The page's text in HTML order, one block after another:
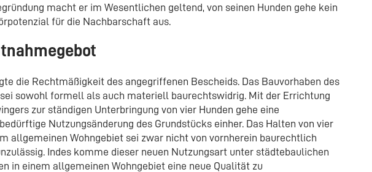
macht er im Wesentlichen geltend, von seinen Hunden gehe kein
für die Nachbarschaft aus.
die Rechtmäßigkeit des angegriffenen Bescheids. Das Bauvorhaben des
sowohl formell als auch materiell baurechtswidrig. Mit der Errichtung
zur ständigen Unterbringung von vier Hunden gehe eine
Nutzungsänderung des Grundstücks einher. Das Halten von vier
allgemeinen Wohngebiet sei zwar nicht von vornherein baurechtlich
Indes komme dieser neuen Nutzungsart unter städtebaulichen
in einem allgemeinen Wohngebiet eine neue Qualität zu